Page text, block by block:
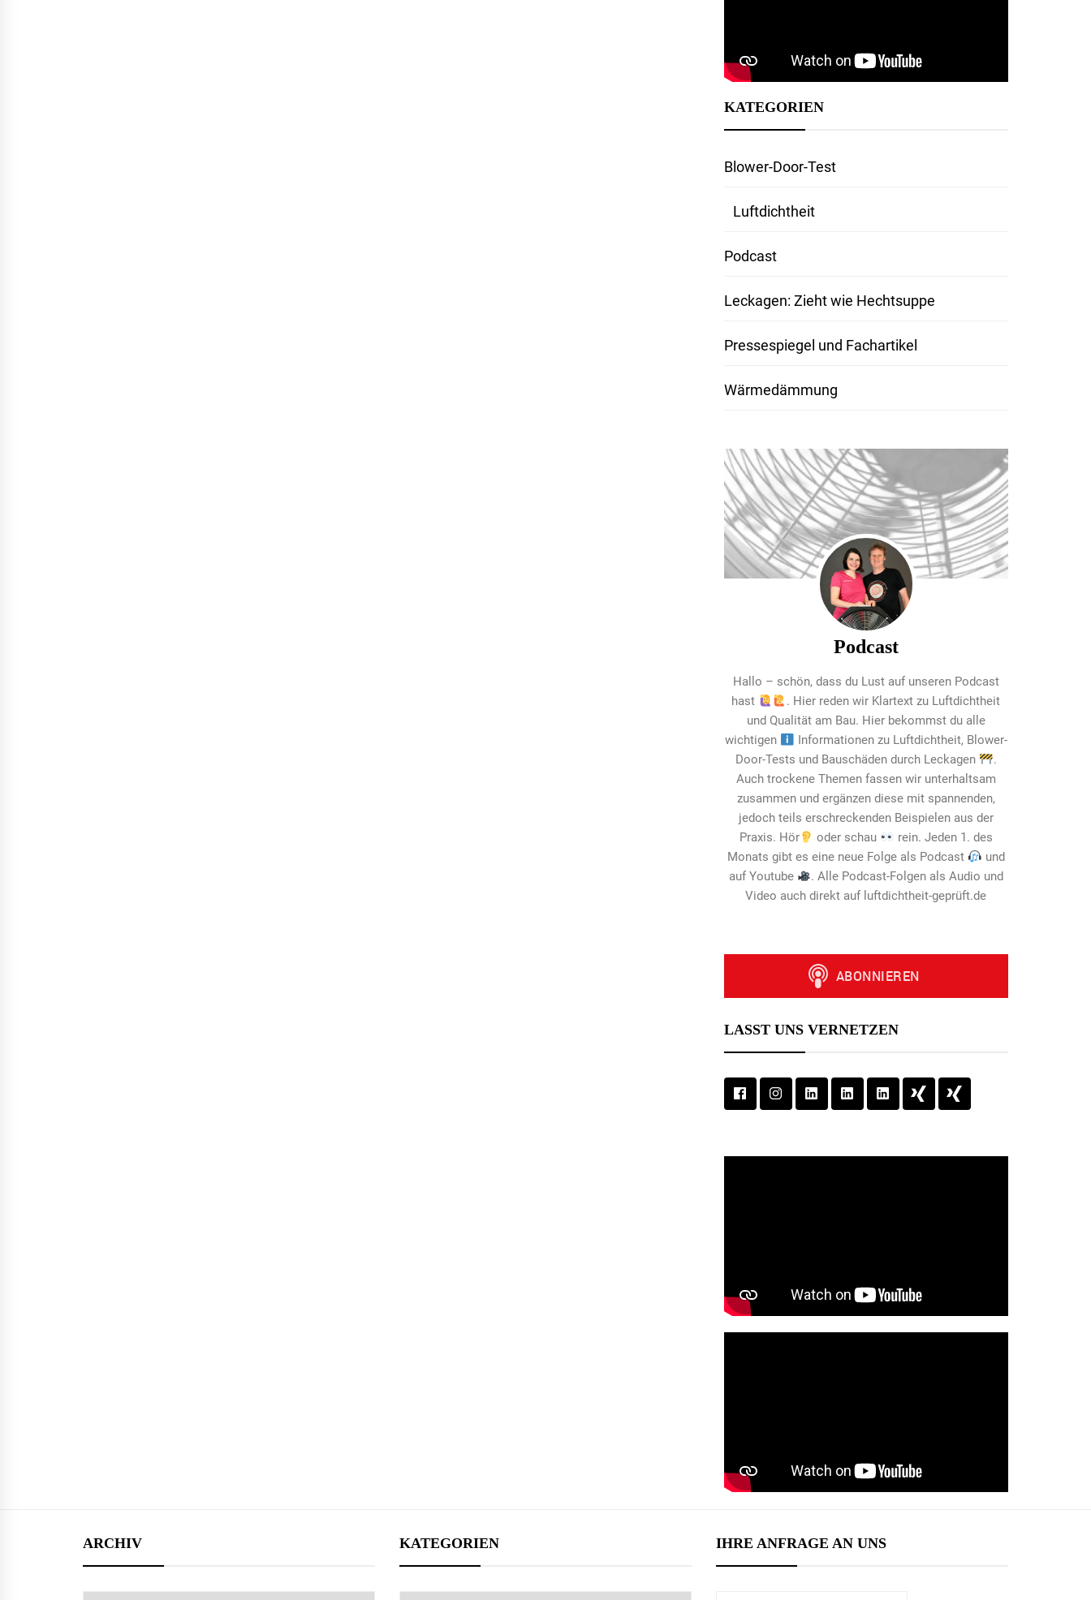
KATEGORIEN
Blower-Door-Test
Luftdichtheit
Podcast
Leckagen: Zieht wie Hechtsuppe
Pressespiegel und Fachartikel
Wärmedämmung
Podcast
Hallo – schön, dass du Lust auf unseren Podcast
hast
. Hier reden wir Klartext zu Luftdichtheit
und Qualität am Bau. Hier bekommst du alle
wichtigen
Informationen zu Luftdichtheit, Blower-
Door-Tests und Bauschäden durch Leckagen
.
Auch trockene Themen fassen wir unterhaltsam
zusammen und ergänzen diese mit spannenden,
jedoch teils erschreckenden Beispielen aus der
Praxis. Hör
oder schau
rein. Jeden 1. des
Monats gibt es eine neue Folge als Podcast
und
auf Youtube
. Alle Podcast-Folgen als Audio und
Video auch direkt auf luftdichtheit-geprüft.de
LASST UNS VERNETZEN
ARCHIV KATEGORIEN IHRE ANFRAGE AN UNS